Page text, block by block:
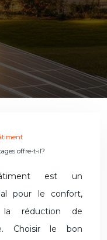
offre-t-il?
pour le confort,
la réduction de
Choisir le bon